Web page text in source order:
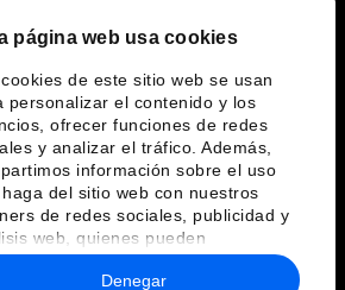
página web usa cookies
de este sitio web se usan
personalizar el contenido y los
ofrecer funciones de redes
y analizar el tráfico. Además,
información sobre el uso
del sitio web con nuestros
de redes sociales, publicidad y
web, quienes pueden
con otra información que les
proporcionado o que hayan
Denegar